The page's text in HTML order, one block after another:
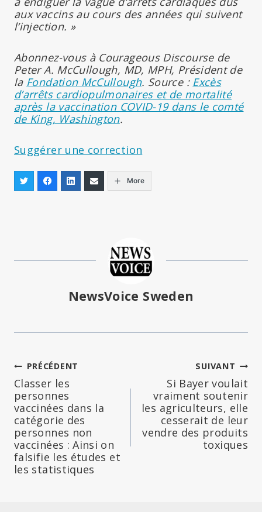
aux vaccins au cours des années qui suivent
l’injection. »
Abonnez-vous à Courageous Discourse de
Peter A. McCullough, MD, MPH, Président de
la Fondation McCullough. Source : Excès
d’arrêts cardiopulmonaires et de mortalité
après la vaccination COVID-19 dans le comté
de King, Washington.
Suggérer une correction
More
NewsVoice Sweden
Navigation
de
l’article
PRÉCÉDENT
Classer les
personnes
vaccinées dans la
catégorie des
personnes non
vaccinées : Ainsi on
falsifie les études et
les statistiques
SUIVANT
Si Bayer voulait
vraiment soutenir
les agriculteurs, elle
cesserait de leur
vendre des produits
toxiques